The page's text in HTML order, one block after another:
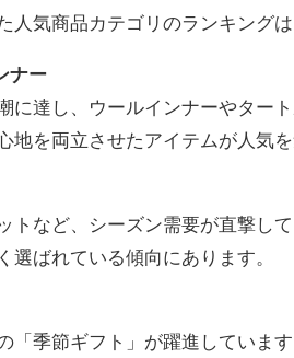
人気商品カテゴリのランキングは
ナー
に達し、ウールインナーやター
地を両立させたアイテムが人気を
トなど、シーズン需要が直撃し
選ばれている傾向にあります。
「季節ギフト」が躍進していま